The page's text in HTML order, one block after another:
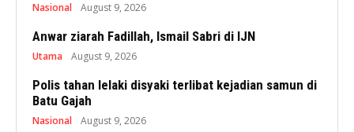
Nasional August 9, 2026
Anwar ziarah Fadillah, Ismail Sabri di IJN
Utama August 9, 2026
Polis tahan lelaki disyaki terlibat kejadian samun di
Batu Gajah
Nasional August 9, 2026